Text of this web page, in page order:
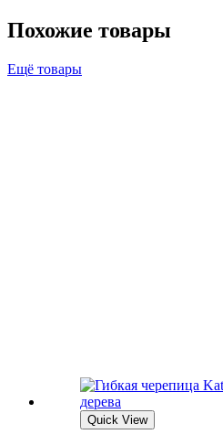
Похожие товары
Ещё товары
Quick View